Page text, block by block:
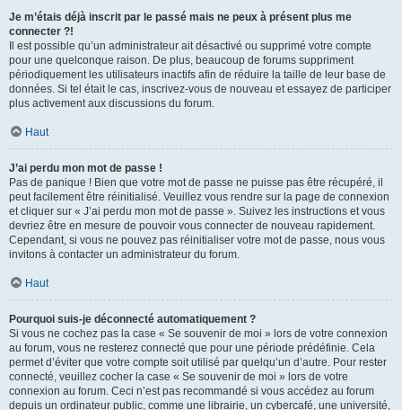
Je m’étais déjà inscrit par le passé mais ne peux à présent plus me
connecter ?!
Il est possible qu’un administrateur ait désactivé ou supprimé votre compte
pour une quelconque raison. De plus, beaucoup de forums suppriment
périodiquement les utilisateurs inactifs afin de réduire la taille de leur base de
données. Si tel était le cas, inscrivez-vous de nouveau et essayez de participer
plus activement aux discussions du forum.
Haut
J’ai perdu mon mot de passe !
Pas de panique ! Bien que votre mot de passe ne puisse pas être récupéré, il
peut facilement être réinitialisé. Veuillez vous rendre sur la page de connexion
et cliquer sur « J’ai perdu mon mot de passe ». Suivez les instructions et vous
devriez être en mesure de pouvoir vous connecter de nouveau rapidement.
Cependant, si vous ne pouvez pas réinitialiser votre mot de passe, nous vous
invitons à contacter un administrateur du forum.
Haut
Pourquoi suis-je déconnecté automatiquement ?
Si vous ne cochez pas la case « Se souvenir de moi » lors de votre connexion
au forum, vous ne resterez connecté que pour une période prédéfinie. Cela
permet d’éviter que votre compte soit utilisé par quelqu’un d’autre. Pour rester
connecté, veuillez cocher la case « Se souvenir de moi » lors de votre
connexion au forum. Ceci n’est pas recommandé si vous accédez au forum
depuis un ordinateur public, comme une librairie, un cybercafé, une université,